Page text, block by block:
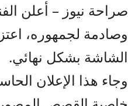
صراحة نيوز – أعلن
وصادمة لجمهوره،
الشاشة بشكل نهائي.
وجاء هذا الإعلان